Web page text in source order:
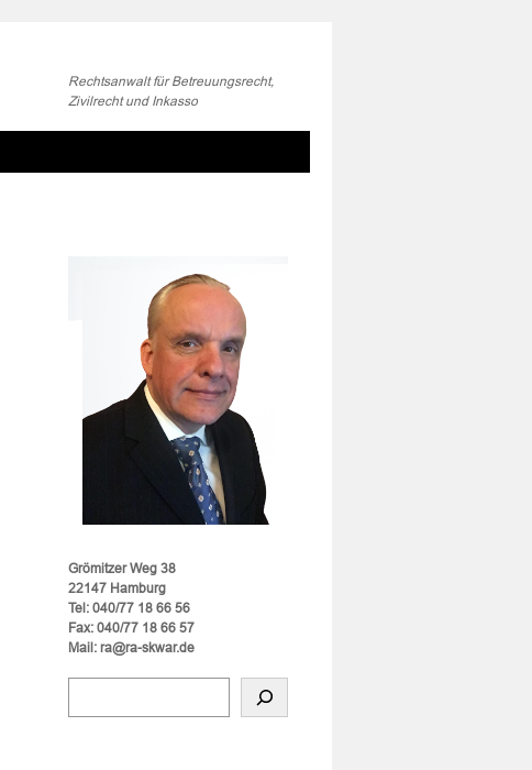
Rechtsanwalt für Betreuungsrecht,
Zivilrecht und Inkasso
Grömitzer Weg 38
22147 Hamburg
Tel: 040/77 18 66 56
Fax: 040/77 18 66 57
Mail: ra@ra-skwar.de